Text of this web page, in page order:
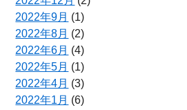
2022年9月 (1)
2022年8月 (2)
2022年6月 (4)
2022年5月 (1)
2022年4月 (3)
2022年1月 (6)